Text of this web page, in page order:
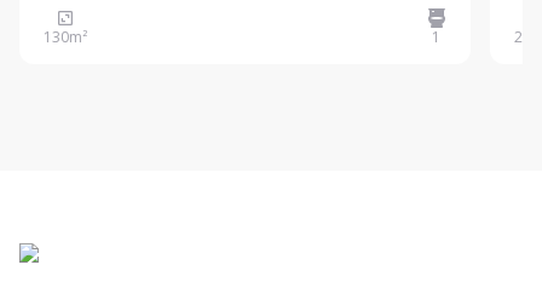
m², banheiro, copa, área de serviço, split e porta
130m² 1 27